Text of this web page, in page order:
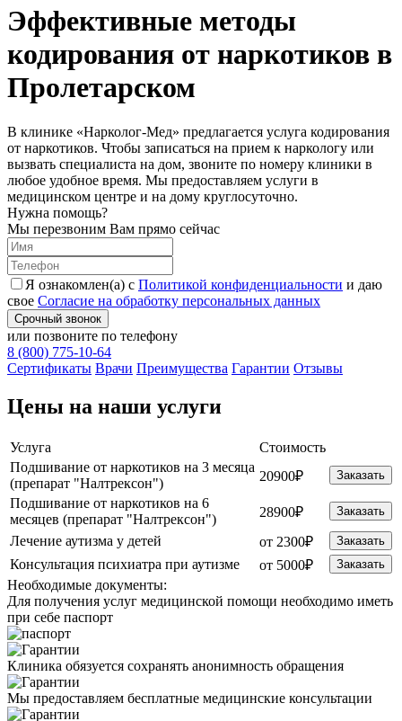
Эффективные методы
кодирования от наркотиков в
Пролетарском
В клинике «Нарколог-Мед» предлагается услуга кодирования
от наркотиков. Чтобы записаться на прием к наркологу или
вызвать специалиста на дом, звоните по номеру клиники в
любое удобное время. Мы предоставляем услуги в
медицинском центре и на дому круглосуточно.
Нужна помощь?
Мы перезвоним Вам прямо сейчас
Я ознакомлен(а) с Политикой конфиденциальности и даю
свое Согласие на обработку персональных данных
Срочный звонок
или позвоните по телефону
8 (800) 775-10-64
Cертификаты Врачи Преимущества Гарантии Отзывы
Цены на наши услуги
Услуга
Стоимость
Подшивание от наркотиков на 3 месяца
(препарат "Налтрексон")
20900₽ Заказать
Подшивание от наркотиков на 6
месяцев (препарат "Налтрексон")
28900₽ Заказать
Лечение аутизма у детей от 2300₽ Заказать
Консультация психиатра при аутизме от 5000₽ Заказать
Необходимые документы:
Для получения услуг медицинской помощи необходимо иметь
при себе паспорт
Клиника обязуется сохранять анонимность обращения
Мы предоставляем бесплатные медицинские консультации